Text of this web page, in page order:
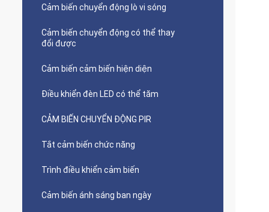
Cảm biến chuyển động lò vi sóng
Cảm biến chuyển động có thể thay
đổi được
Cảm biến cảm biến hiện diện
Điều khiển đèn LED có thể tăm
CẢM BIẾN CHUYỂN ĐỘNG PIR
Tắt cảm biến chức năng
Trình điều khiển cảm biến
Cảm biến ánh sáng ban ngày